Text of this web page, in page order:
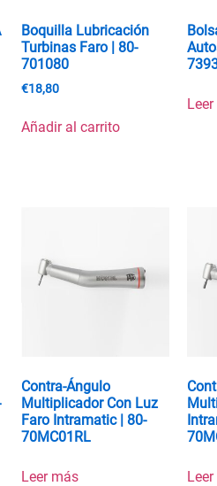
Boquilla Lubricación
Turbinas Faro | 80-
701080
€18,80
Añadir al carrito
Contra-Ángulo
Multiplicador Con Luz
Faro Intramatic | 80-
70MC01RL
Leer más